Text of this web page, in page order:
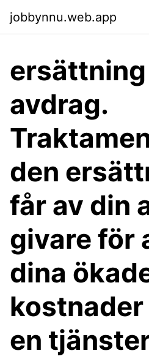
jobbynnu.web.app
avdrag.
den
får av din
givare för
dina
en